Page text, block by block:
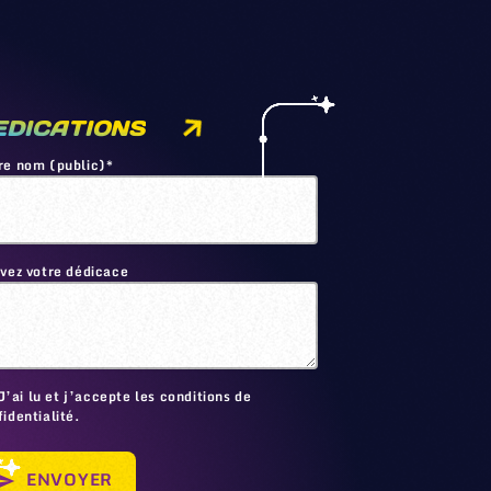
nom (public)*
votre dédicace
lu et j’accepte les conditions de
ENVOYER